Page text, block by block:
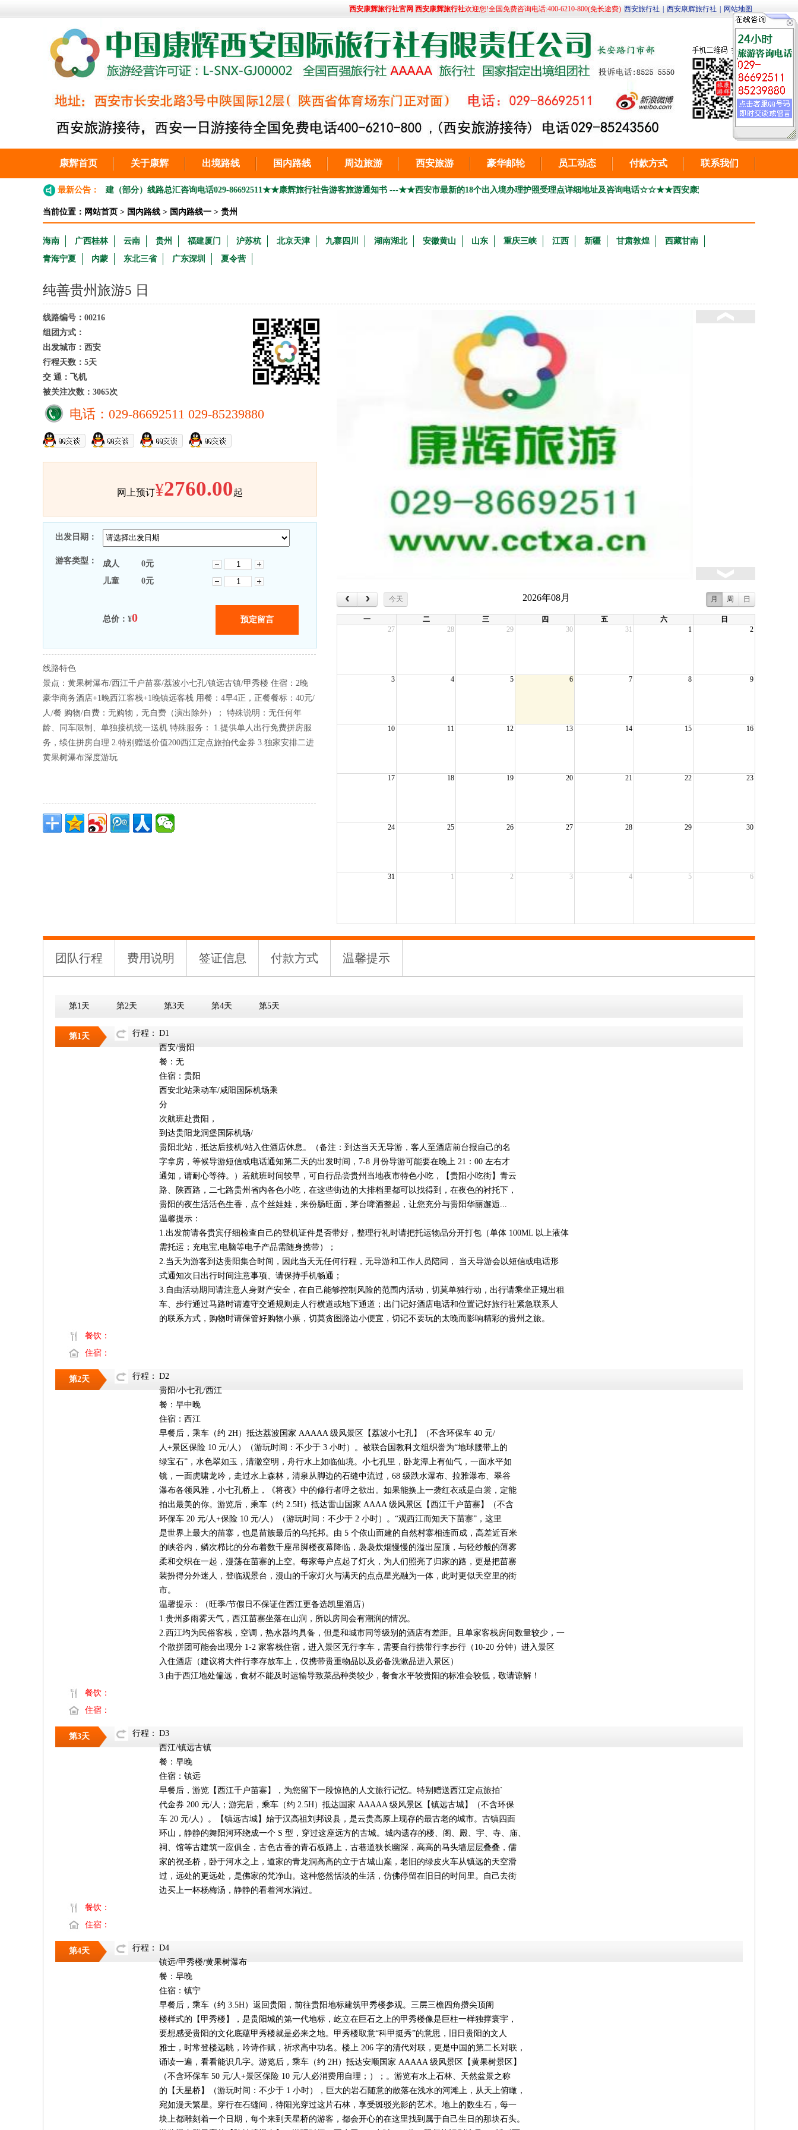
西安康辉旅行社官网 西安康辉旅行社欢迎您!全国免费咨询电话:400-6210-800(免长途费) 西安旅行社 西安康辉旅行社 网站地图
康辉首页 关于康辉 出境路线 国内路线 周边旅游 西安旅游 豪华邮轮 员工动态 付款方式 联系我们
最新公告：
位红色培训，团建（部分）线路总汇咨询电话029-86692511★★康辉旅行社告游客旅游通知书 ---★★西安市最新的18个出入境办理护照受理点详细地址及咨询电话☆☆★★西安康辉旅行社 西安一日游 二，三日游线
当前位置： 网站首页 > 国内路线 > 国内路线一 > 贵州
海南 广西桂林 云南 贵州 福建厦门 沪苏杭 北京天津 九寨四川 湖南湖北 安徽黄山 山东 重庆三峡 江西 新疆 甘肃敦煌
西藏甘南
青海宁夏
内蒙 东北三省 广东深圳 夏令营
纯善贵州旅游5 日
线路编号：00216
组团方式：
出发城市：西安
行程天数：5天
交 通：飞机
被关注次数：3065次
电话：029-86692511 029-85239880
网上预订¥2760.00起
出发日期：
游客类型： 成人 0元
儿童
0元
总价：¥0
线路特色
景点：黄果树瀑布/西江千户苗寨/荔波小七孔/镇远古镇/甲秀楼 住宿：2晚
豪华商务酒店+1晚西江客栈+1晚镇远客栈 用餐：4早4正，正餐餐标：40元/
人/餐 购物/自费：无购物，无自费（演出除外）； 特殊说明：无任何年
龄、同车限制、单独接机统一送机 特殊服务： 1.提供单人出行免费拼房服
务，续住拼房自理 2.特别赠送价值200西江定点旅拍代金券 3.独家安排二进
黄果树瀑布深度游玩
‹ › 今天 2026年08月 月 周 日
一 二 三 四 五 六
日
27
28 29 30 31 1 2
3 4 5 6 7 8 9
10 11 12 13 14 15 16
17 18 19 20 21 22 23
24 25 26 27 28 29 30
31 1 2 3 4 5 6
团队行程 费用说明 签证信息 付款方式 温馨提示
第1天 第2天 第3天 第4天 第5天
第1天 行程： D1
西安/贵阳
餐：无
住宿：贵阳
西安北站乘动车/咸阳国际机场乘
分
次航班赴贵阳，
到达贵阳龙洞堡国际机场/
贵阳北站，抵达后接机/站入住酒店休息。（备注：到达当天无导游，客人至酒店前台报自己的名
字拿房，等候导游短信或电话通知第二天的出发时间，7-8 月份导游可能要在晚上 21：00 左右才
通知，请耐心等待。）若航班时间较早，可自行品尝贵州当地夜市特色小吃，【贵阳小吃街】青云
路、陕西路，二七路贵州省内各色小吃，在这些街边的大排档里都可以找得到，在夜色的衬托下，
贵阳的夜生活活色生香，点个丝娃娃，来份肠旺面，茅台啤酒整起，让您充分与贵阳华丽邂逅...
温馨提示：
1.出发前请各贵宾仔细检查自己的登机证件是否带好，整理行礼时请把托运物品分开打包（单体 100ML 以上液体
需托运；充电宝,电脑等电子产品需随身携带）；
2.当天为游客到达贵阳集合时间，因此当天无任何行程，无导游和工作人员陪同， 当天导游会以短信或电话形
式通知次日出行时间注意事项、请保持手机畅通；
3.自由活动期间请注意人身财产安全，在自己能够控制风险的范围内活动，切莫单独行动，出行请乘坐正规出租
车、步行通过马路时请遵守交通规则走人行横道或地下通道；出门记好酒店电话和位置记好旅行社紧急联系人
的联系方式，购物时请保管好购物小票，切莫贪图路边小便宜，切记不要玩的太晚而影响精彩的贵州之旅。
餐饮：
住宿：
第2天 行程： D2
贵阳/小七孔/西江
餐：早中晚
住宿：西江
早餐后，乘车（约 2H）抵达荔波国家 AAAAA 级风景区【荔波小七孔】（不含环保车 40 元/
人+景区保险 10 元/人）（游玩时间：不少于 3 小时）。被联合国教科文组织誉为“地球腰带上的
绿宝石”，水色翠如玉，清澈空明，舟行水上如临仙境。小七孔里，卧龙潭上有仙气，一面水平如
镜，一面虎啸龙吟，走过水上森林，清泉从脚边的石缝中流过，68 级跌水瀑布、拉雅瀑布、翠谷
瀑布各领风雅，小七孔桥上，《将夜》中的修行者呼之欲出。如果能换上一袭红衣或是白裳，定能
拍出最美的你。游览后，乘车（约 2.5H）抵达雷山国家 AAAA 级风景区【西江千户苗寨】（不含
环保车 20 元/人+保险 10 元/人）（游玩时间：不少于 2 小时）。“观西江而知天下苗寨”，这里
是世界上最大的苗寨，也是苗族最后的乌托邦。由 5 个依山而建的自然村寨相连而成，高差近百米
的峡谷内，鳞次栉比的分布着数千座吊脚楼夜幕降临，袅袅炊烟慢慢的溢出屋顶，与轻纱般的薄雾
柔和交织在一起，漫荡在苗寨的上空。每家每户点起了灯火，为人们照亮了归家的路，更是把苗寨
装扮得分外迷人，登临观景台，漫山的千家灯火与满天的点点星光融为一体，此时更似天空里的街
市。
温馨提示：（旺季/节假日不保证住西江更备选凯里酒店）
1.贵州多雨雾天气，西江苗寨坐落在山涧，所以房间会有潮润的情况。
2.西江均为民俗客栈，空调，热水器均具备，但是和城市同等级别的酒店有差距。且单家客栈房间数量较少，一
个散拼团可能会出现分 1-2 家客栈住宿，进入景区无行李车，需要自行携带行李步行（10-20 分钟）进入景区
入住酒店（建议将大件行李存放车上，仅携带贵重物品以及必备洗漱品进入景区）
3.由于西江地处偏远，食材不能及时运输导致菜品种类较少，餐食水平较贵阳的标准会较低，敬请谅解！
餐饮：
住宿：
第3天 行程： D3
西江/镇远古镇
餐：早晚
住宿：镇远
早餐后，游览【西江千户苗寨】，为您留下一段惊艳的人文旅行记忆。特别赠送西江定点旅拍`
代金券 200 元/人；游完后，乘车（约 2.5H）抵达国家 AAAAA 级风景区【镇远古城】（不含环保
车 20 元/人）。【镇远古城】始于汉高祖刘邦设县，是云贵高原上现存的最古老的城市。古镇四面
环山，静静的舞阳河环绕成一个 S 型，穿过这座远方的古城。城内遗存的楼、阁、殿、宇、寺、庙、
祠、馆等古建筑一应俱全，古色古香的青石板路上，古巷道狭长幽深，高高的马头墙层层叠叠，儒
家的祝圣桥，卧于河水之上，道家的青龙洞高高的立于古城山巅，老旧的绿皮火车从镇远的天空滑
过，远处的更远处，是佛家的梵净山。这种悠然恬淡的生活，仿佛停留在旧日的时间里。自己去街
边买上一杯杨梅汤，静静的看着河水淌过。
餐饮：
住宿：
第4天 行程： D4
镇远/甲秀楼/黄果树瀑布
餐：早晚
住宿：镇宁
早餐后，乘车（约 3.5H）返回贵阳，前往贵阳地标建筑甲秀楼参观。三层三檐四角攒尖顶阁
楼样式的【甲秀楼】，是贵阳城的第一代地标，屹立在巨石之上的甲秀楼像是巨柱一样独撑寰宇，
要想感受贵阳的文化底蕴甲秀楼就是必来之地。甲秀楼取意“科甲挺秀”的意思，旧日贵阳的文人
雅士，时常登楼远眺，吟诗作赋，祈求高中功名。楼上 206 字的清代对联，更是中国的第二长对联，
诵读一遍，看看能识几字。游览后，乘车（约 2H）抵达安顺国家 AAAAA 级风景区【黄果树景区】
（不含环保车 50 元/人+景区保险 10 元/人必消费用自理；）；。游览有水上石林、天然盆景之称
的【天星桥】（游玩时间：不少于 1 小时），巨大的岩石随意的散落在浅水的河滩上，从天上俯瞰，
宛如漫天繁星。穿行在石缝间，待阳光穿过这片石林，享受斑驳光影的艺术。地上的数生石，每一
块上都雕刻着一个日期，每个来到天星桥的游客，都会开心的在这里找到属于自己生日的那块石头。